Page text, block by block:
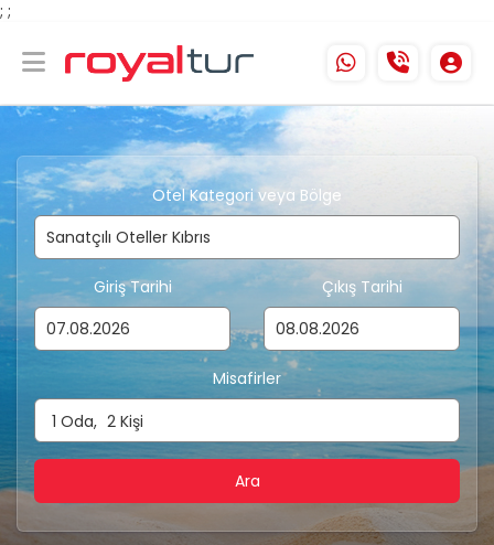
; ;
Otel Kategori veya Bölge
Giriş Tarihi Çıkış Tarihi
Misafirler
1 Oda, 2 Kişi
Ara